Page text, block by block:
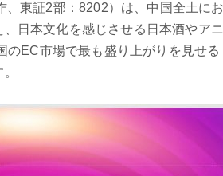
東証2部：8202）は、中国全土に
日本文化を感じさせる日本酒やア
EC市場で最も盛り上がりを見せ